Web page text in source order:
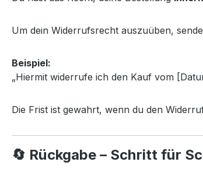
Um dein Widerrufsrecht auszuüben,
Beispiel:
„Hiermit widerrufe ich den Kauf vom
Die Frist ist gewahrt, wenn du den
🔄 Rückgabe – Schritt für